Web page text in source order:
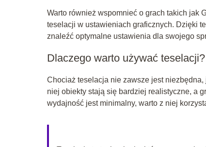
Warto również wspomnieć o grach takich jak
teselacji w ustawieniach graficznych. Dzięki
znaleźć optymalne ustawienia dla swojego
Dlaczego warto używać teselacji?
Chociaż teselacja nie zawsze jest
niej obiekty stają się bardziej realistyczne, a
wydajność jest minimalny, warto z niej